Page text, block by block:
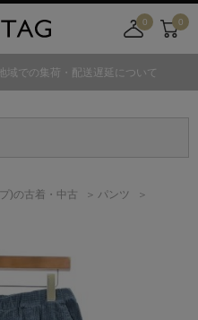
0
舗
カ
ト
0
域での集荷・配送遅延について
)の古着・中古
パンツ